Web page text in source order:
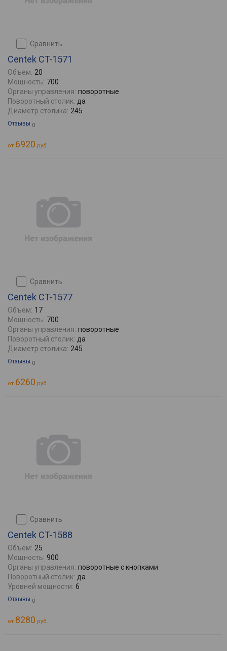
сравнить
Centek CT-1571
Объем: 20
Мощность: 700
Органы управления: поворотные
Поворотный столик: да
Диаметр столика: 245
Отзывы 0
от 6920 руб.
сравнить
Centek CT-1577
Объем: 17
Мощность: 700
Органы управления: поворотные
Поворотный столик: да
Диаметр столика: 245
Отзывы 0
от 6260 руб.
сравнить
Centek CT-1588
Объем: 25
Мощность: 900
Органы управления: поворотные с кнопками
Поворотный столик: да
Уровней мощности: 6
Отзывы 0
от 8280 руб.